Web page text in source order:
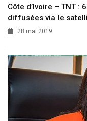
Côte d’Ivoire – TNT
diffusées via le
28 mai 2019